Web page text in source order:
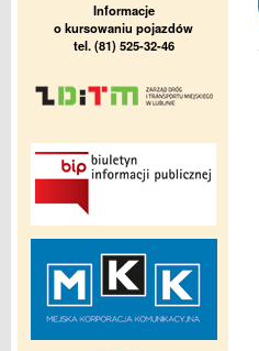
Informacje
o kursowaniu pojazdów
tel. (81) 525-32-46